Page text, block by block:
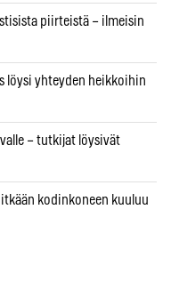
piirteistä – ilmeisin
löysi yhteyden heikkoihin
– tutkijat löysivät
kodinkoneen kuuluu